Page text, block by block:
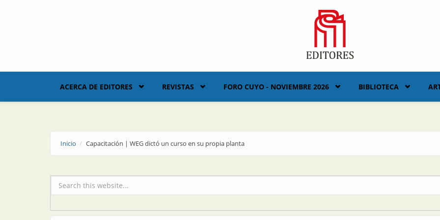
ACERCA DE EDITORES REVISTAS FORO CUYO - NOVIEMBRE 2026 BIBLIOTECA
Inicio Capacitación | WEG dictó un curso en su propia planta
Formulario de búsqueda